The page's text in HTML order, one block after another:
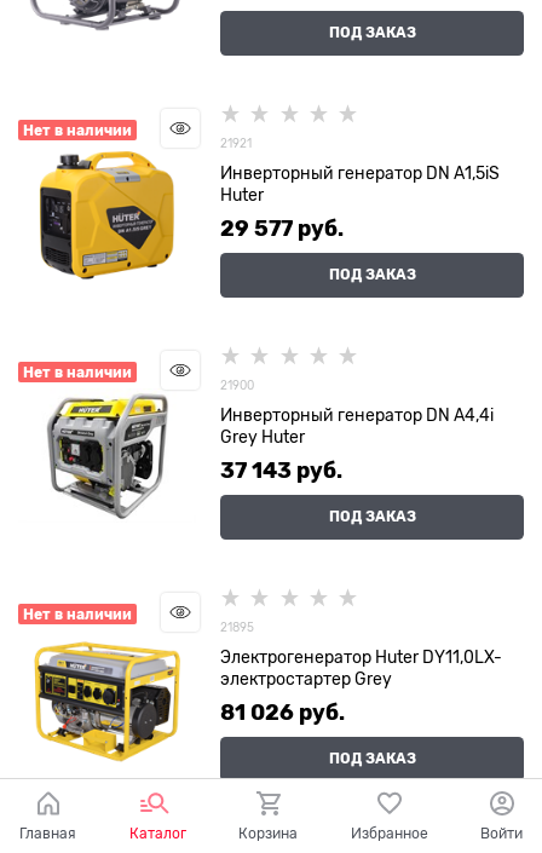
ПОД ЗАКАЗ
Нет в наличии
21921
Инверторный генератор DN А1,5iS
Huter
29 577 руб.
ПОД ЗАКАЗ
Нет в наличии
21900
Инверторный генератор DN А4,4i
Grey Huter
37 143 руб.
ПОД ЗАКАЗ
Нет в наличии
21895
Электрогенератор Huter DY11,0LX-
электростартер Grey
81 026 руб.
ПОД ЗАКАЗ
Главная Каталог Корзина Избранное Войти